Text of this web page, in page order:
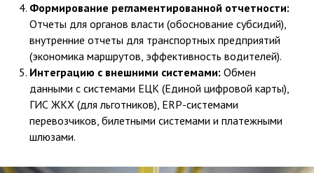
Формирование регламентированной отчетности:
Отчеты для органов власти (обоснование субсидий),
внутренние отчеты для транспортных предприятий
(экономика маршрутов, эффективность водителей).
Интеграцию с внешними системами: Обмен
данными с системами ЕЦК (Единой цифровой карты),
ГИС ЖКХ (для льготников), ERP-системами
перевозчиков, билетными системами и платежными
шлюзами.